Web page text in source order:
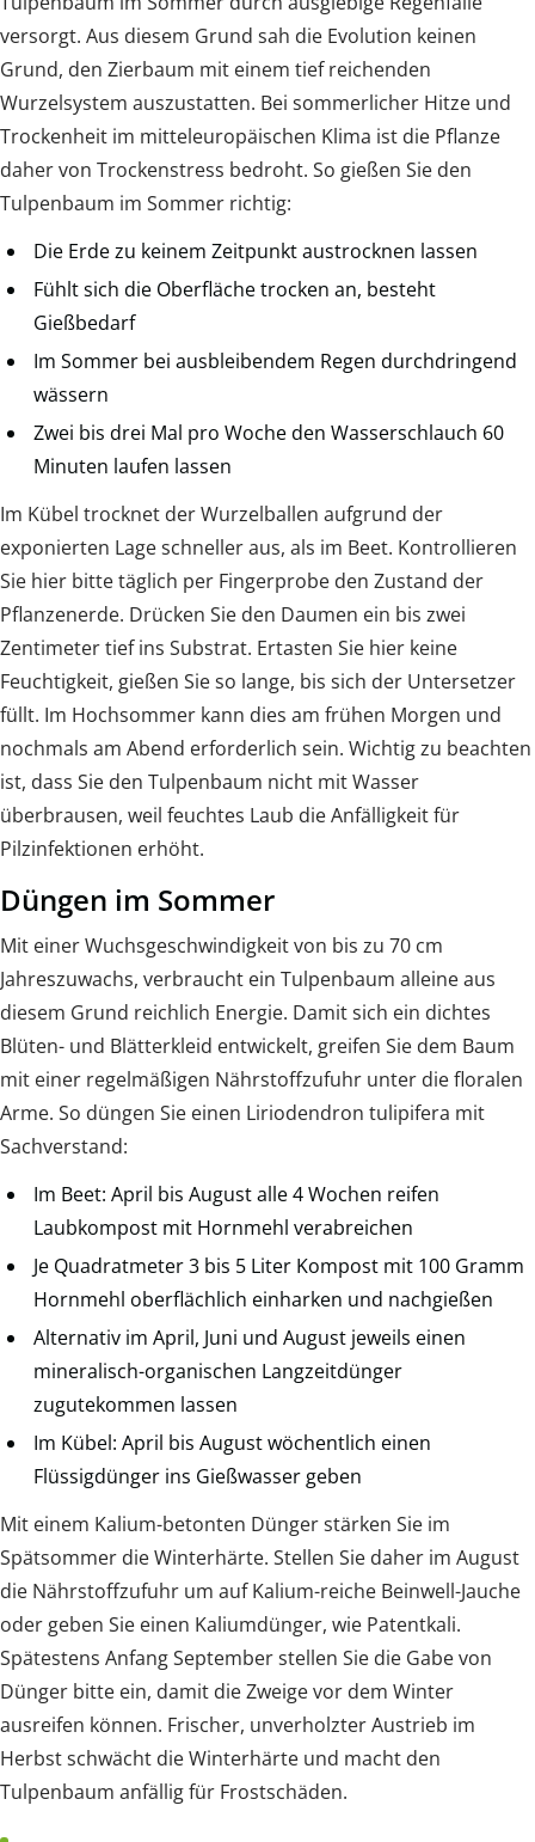
versorgt. Aus diesem Grund sah die Evolution keinen
Grund, den Zierbaum mit einem tief reichenden
Wurzelsystem auszustatten. Bei sommerlicher Hitze und
Trockenheit im mitteleuropäischen Klima ist die Pflanze
daher von Trockenstress bedroht. So gießen Sie den
Tulpenbaum im Sommer richtig:
Die Erde zu keinem Zeitpunkt austrocknen lassen
Fühlt sich die Oberfläche trocken an, besteht
Gießbedarf
Im Sommer bei ausbleibendem Regen durchdringend
wässern
Zwei bis drei Mal pro Woche den Wasserschlauch 60
Minuten laufen lassen
Im Kübel trocknet der Wurzelballen aufgrund der
exponierten Lage schneller aus, als im Beet. Kontrollieren
Sie hier bitte täglich per Fingerprobe den Zustand der
Pflanzenerde. Drücken Sie den Daumen ein bis zwei
Zentimeter tief ins Substrat. Ertasten Sie hier keine
Feuchtigkeit, gießen Sie so lange, bis sich der Untersetzer
füllt. Im Hochsommer kann dies am frühen Morgen und
nochmals am Abend erforderlich sein. Wichtig zu beachten
ist, dass Sie den Tulpenbaum nicht mit Wasser
überbrausen, weil feuchtes Laub die Anfälligkeit für
Pilzinfektionen erhöht.
Düngen im Sommer
Mit einer Wuchsgeschwindigkeit von bis zu 70 cm
Jahreszuwachs, verbraucht ein Tulpenbaum alleine aus
diesem Grund reichlich Energie. Damit sich ein dichtes
Blüten- und Blätterkleid entwickelt, greifen Sie dem Baum
mit einer regelmäßigen Nährstoffzufuhr unter die floralen
Arme. So düngen Sie einen Liriodendron tulipifera mit
Sachverstand:
Im Beet: April bis August alle 4 Wochen reifen
Laubkompost mit Hornmehl verabreichen
Je Quadratmeter 3 bis 5 Liter Kompost mit 100 Gramm
Hornmehl oberflächlich einharken und nachgießen
Alternativ im April, Juni und August jeweils einen
mineralisch-organischen Langzeitdünger
zugutekommen lassen
Im Kübel: April bis August wöchentlich einen
Flüssigdünger ins Gießwasser geben
Mit einem Kalium-betonten Dünger stärken Sie im
Spätsommer die Winterhärte. Stellen Sie daher im August
die Nährstoffzufuhr um auf Kalium-reiche Beinwell-Jauche
oder geben Sie einen Kaliumdünger, wie Patentkali.
Spätestens Anfang September stellen Sie die Gabe von
Dünger bitte ein, damit die Zweige vor dem Winter
ausreifen können. Frischer, unverholzter Austrieb im
Herbst schwächt die Winterhärte und macht den
Tulpenbaum anfällig für Frostschäden.